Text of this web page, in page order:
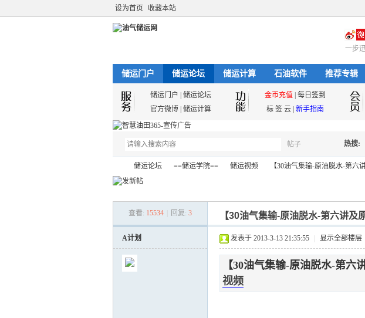
设为首页 收藏本站
一步
储运门户 储运论坛 储运计算 石油软件 推荐专辑
储运门户 储运论坛 金币充值 每日签到
官方微博 储运计算 标 签 云 新手指南
帖子
搜
索
热搜:
油气
储运论坛
›
==储运学院== 储运视频
›
【30油气集输-原油脱水-第六
查看: 15534 回复: 3 【30油气集输-原油脱水-第六讲
A计划 发表于 2013-3-13 21:35:55 显示全部楼层
【30油气集输-原油脱水-第
视频